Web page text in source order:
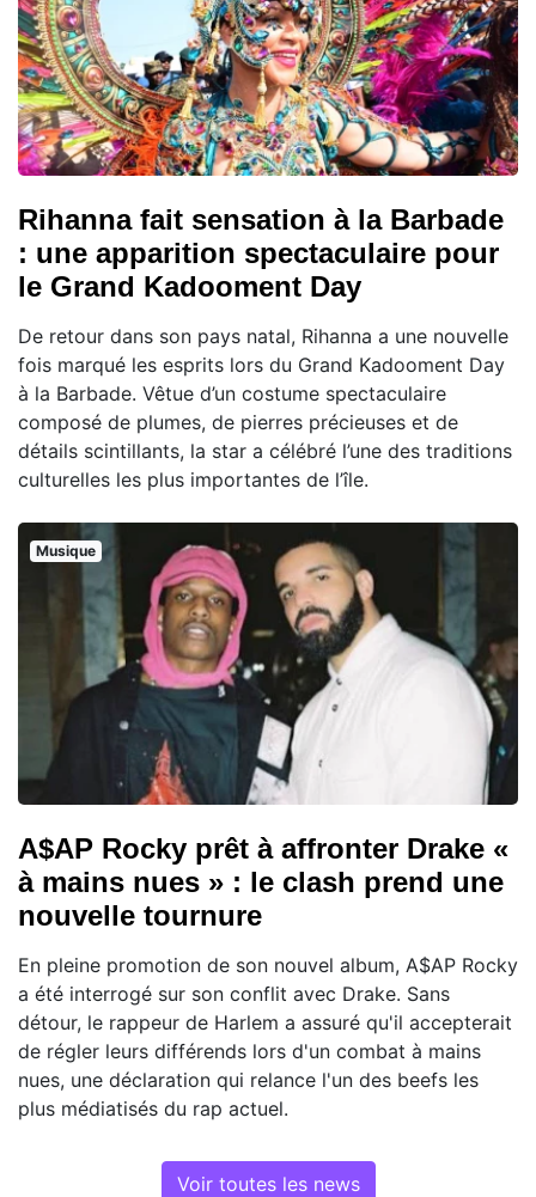
Rihanna fait sensation à la Barbade
: une apparition spectaculaire pour
le Grand Kadooment Day
De retour dans son pays natal, Rihanna a une nouvelle
fois marqué les esprits lors du Grand Kadooment Day
à la Barbade. Vêtue d’un costume spectaculaire
composé de plumes, de pierres précieuses et de
détails scintillants, la star a célébré l’une des traditions
culturelles les plus importantes de l’île.
Musique
A$AP Rocky prêt à affronter Drake «
à mains nues » : le clash prend une
nouvelle tournure
En pleine promotion de son nouvel album, A$AP Rocky
a été interrogé sur son conflit avec Drake. Sans
détour, le rappeur de Harlem a assuré qu'il accepterait
de régler leurs différends lors d'un combat à mains
nues, une déclaration qui relance l'un des beefs les
plus médiatisés du rap actuel.
Voir toutes les news